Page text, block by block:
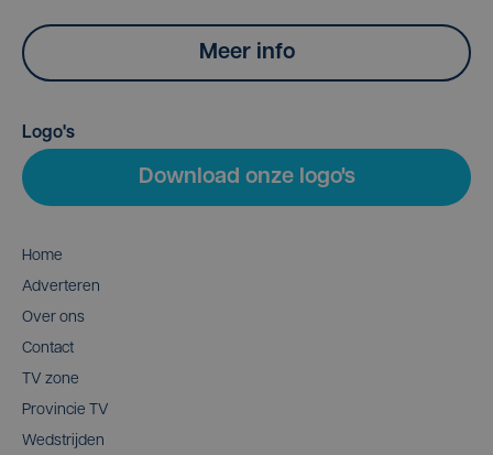
Meer info
Logo's
Download onze logo's
Home
Adverteren
Over ons
Contact
TV zone
Provincie TV
Wedstrijden